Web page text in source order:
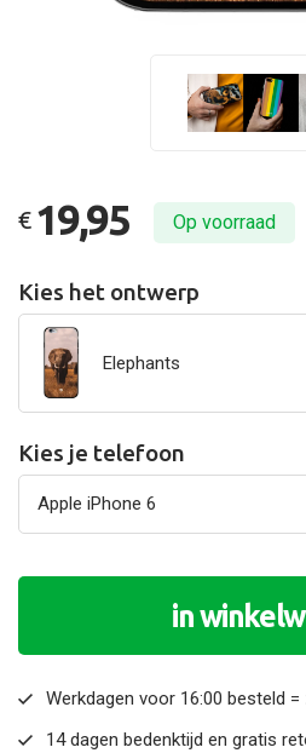
€ 19,95 Op voorraad
Kies het ontwerp
Elephants
Kies je telefoon
in
Werkdagen voor 16:00 besteld
14 dagen bedenktijd en gratis